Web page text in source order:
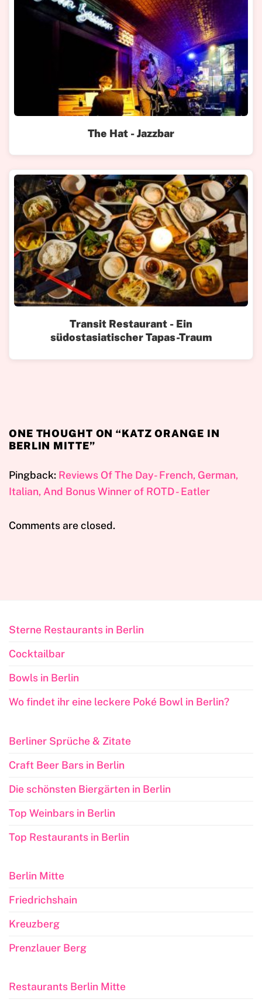
The Hat - Jazzbar
Transit Restaurant - Ein
südostasiatischer Tapas-Traum
ONE THOUGHT ON “KATZ ORANGE IN
BERLIN MITTE”
Pingback: Reviews Of The Day- French, German,
Italian, And Bonus Winner of ROTD - Eatler
Comments are closed.
Sterne Restaurants in Berlin
Cocktailbar
Bowls in Berlin
Wo findet ihr eine leckere Poké Bowl in Berlin?
Berliner Sprüche & Zitate
Craft Beer Bars in Berlin
Die schönsten Biergärten in Berlin
Top Weinbars in Berlin
Top Restaurants in Berlin
Berlin Mitte
Friedrichshain
Kreuzberg
Prenzlauer Berg
Restaurants Berlin Mitte